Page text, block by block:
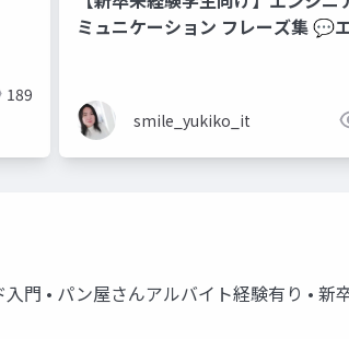
189
ミュニケーション フレーズ集 💬エンジ
smile_yukiko_it
入門 • パン屋さんアルバイト経験有り •